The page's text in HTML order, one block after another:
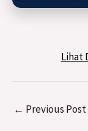
Lihat
← Previous Post